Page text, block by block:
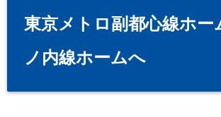
東京メトロ副都心線ホー
ノ内線ホームへ